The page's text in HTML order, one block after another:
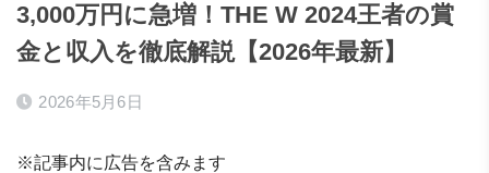
3,000万円に急増！THE W 2024王者の賞
金と収入を徹底解説【2026年最新】
2026年5月6日
※記事内に広告を含みます